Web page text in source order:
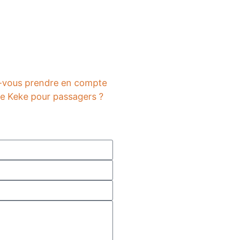
prendre en compte
Keke pour passagers ?